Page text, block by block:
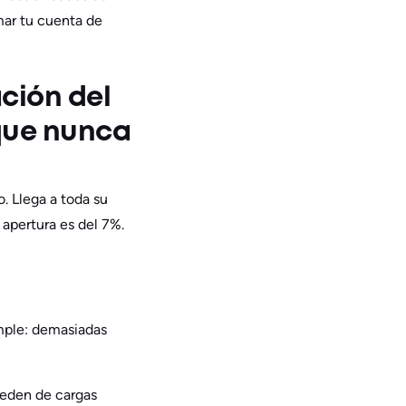
tu cuenta de
del
nunca
Llega a toda su
es del 7%.
demasiadas
de cargas